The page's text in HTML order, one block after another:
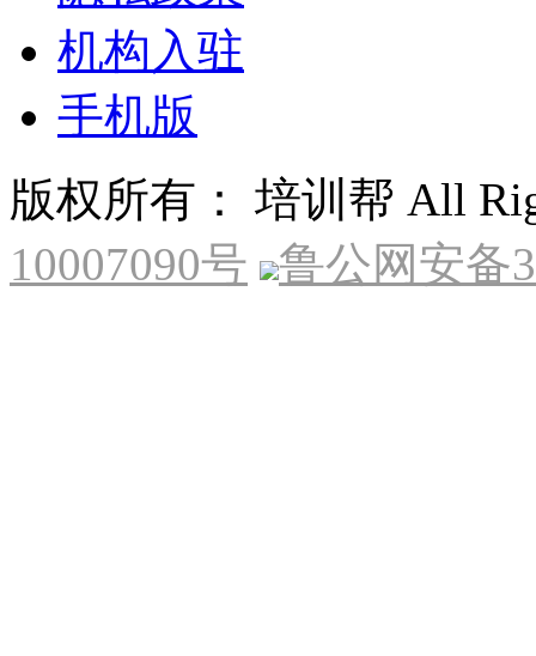
机构入驻
手机版
版权所有： 培训帮 All
10007090号
鲁公网安备